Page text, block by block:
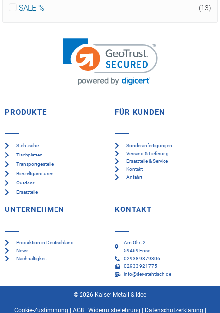
SALE % (13)
PRODUKTE
Stehtische
Tischplatten
Transportgestelle
Bierzeltgarnituren
Outdoor
Ersatzteile
FÜR KUNDEN
Sonderanfertigungen
Versand & Lieferung
Ersatzteile & Service
Kontakt
Anfahrt
UNTERNEHMEN
Produktion in Deutschland
News
Nachhaltigkeit
KONTAKT
Am Ohrt 2
59469 Ense
02938 9879306
02933 921775
info@der-stehtisch.de
© 2026 Kaiser Metall & Idee
Cookie-Zustimmung AGB| Widerrufsbelehrung Datenschutzerklärung